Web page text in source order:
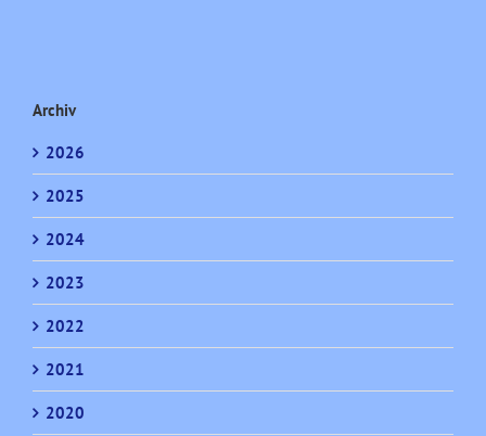
Archiv
2026
2025
2024
2023
2022
2021
2020